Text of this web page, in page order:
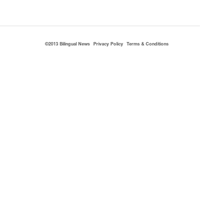
©2013 Bilingual News Privacy Policy Terms & Conditions